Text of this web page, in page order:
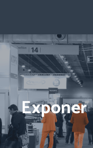
Exponer